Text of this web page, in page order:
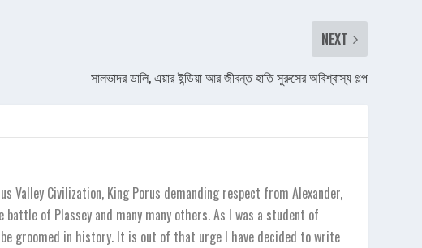
NEXT
সালভাদর ডালি, এয়ার ইন্ডিয়া আর জীবন্ত হাতি সুরুসের অবিশ্বাস্য গল্প
Valley Civilization, King Porus demanding respect from Alexander,
of Plassey and many many others. As I was a student of
groomed in history. It is out of that urge I have decided to write